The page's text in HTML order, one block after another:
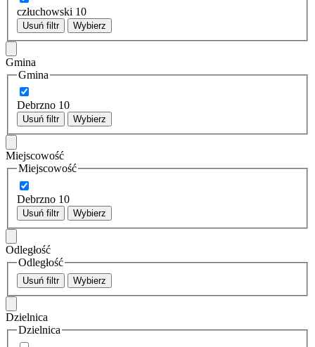
człuchowski 10
Usuń filtr Wybierz
Gmina
Gmina
Debrzno 10
Usuń filtr Wybierz
Miejscowość
Miejscowość
Debrzno 10
Usuń filtr Wybierz
Odległość
Odległość
Usuń filtr Wybierz
Dzielnica
Dzielnica